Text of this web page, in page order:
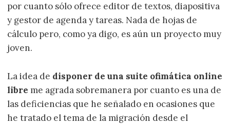
por cuanto sólo ofrece editor de textos, diapositiva
y gestor de agenda y tareas. Nada de hojas de
cálculo pero, como ya digo, es aún un proyecto muy
joven.
La idea de disponer de una suite ofimática online
libre me agrada sobremanera por cuanto es una de
las deficiencias que he señalado en ocasiones que
he tratado el tema de la migración desde el